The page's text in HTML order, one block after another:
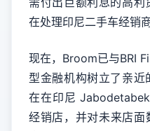
在处理印尼二手车经销
现在，Broom已与BRI
型金融机构树立了亲
在在印尼
经销店，并对未来店